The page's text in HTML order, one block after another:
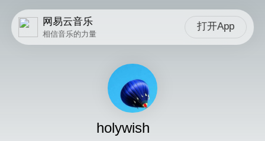
网易云音乐
相信音乐的力量
打开App
holywish